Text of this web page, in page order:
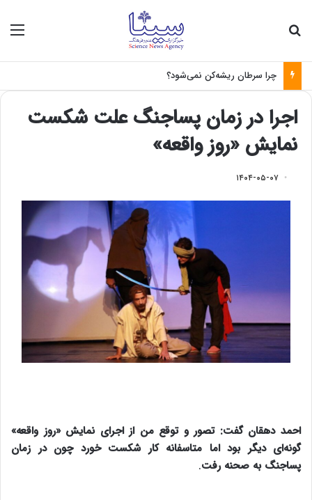
چرا سرطان ریشه‌کن نمی‌شود؟
اجرا در زمان پساجنگ علت شکست
نمایش «روز واقعه»
۱۴۰۴-۰۵-۰۷
احمد دهقان گفت: تصور و توقع من از اجرای نمایش «روز واقعه»
گونه‌ای دیگر بود اما متاسفانه کار شکست خورد چون در زمان
پساجنگ به صحنه رفت.